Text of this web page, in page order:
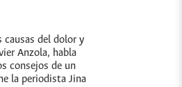
causas del dolor y
Anzola, habla
consejos de un
la periodista Jina